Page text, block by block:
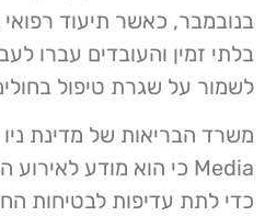
בנובמבר, כאשר תיעוד
בלתי זמין והעובדים עברו
לשמור על שגרת טיפול
כדי לתת עדיפות לבטיחות